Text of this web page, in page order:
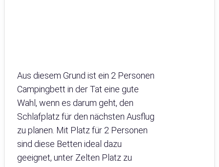
Aus diesem Grund ist ein 2 Personen
Campingbett in der Tat eine gute
Wahl, wenn es darum geht, den
Schlafplatz für den nächsten Ausflug
zu planen. Mit Platz für 2 Personen
sind diese Betten ideal dazu
geeignet, unter Zelten Platz zu